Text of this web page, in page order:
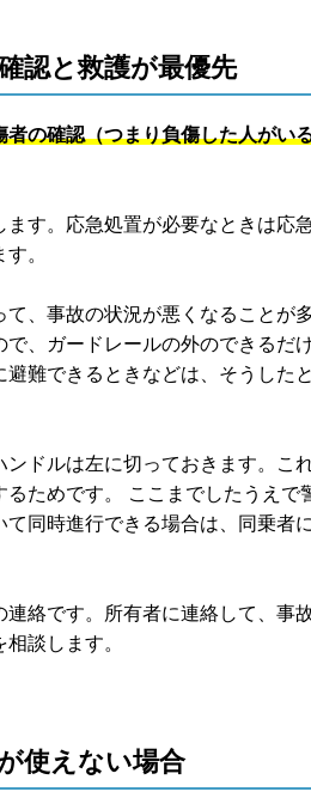
認と救護が最優先
の確認（つまり負傷した人がい
す。応急処置が必要なときは応
。
、事故の状況が悪くなることが
、ガードレールの外のできるだ
難できるときなどは、そうした
ドルは左に切っておきます。こ
ためです。 ここまでしたうえで
同時進行できる場合は、同乗者
絡です。所有者に連絡して、事
談します。
使えない場合